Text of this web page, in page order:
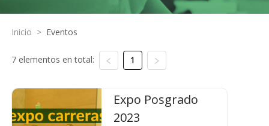
Inicio > Eventos
7 elementos en total: 1
Expo Posgrado
2023